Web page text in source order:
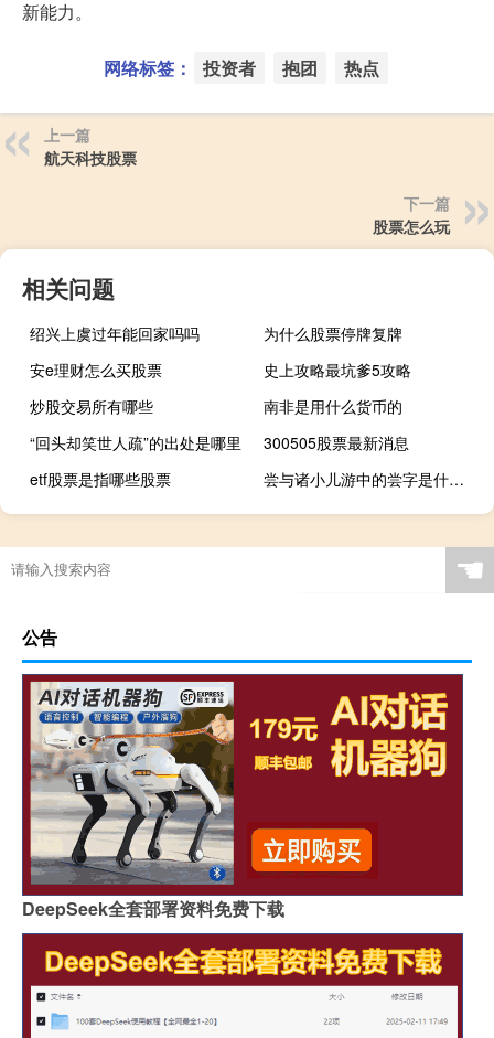
新能力。
网络标签： 投资者 抱团 热点
上一篇
航天科技股票
下一篇
股票怎么玩
相关问题
绍兴上虞过年能回家吗吗
为什么股票停牌复牌
安e理财怎么买股票
史上攻略最坑爹5攻略
炒股交易所有哪些
南非是用什么货币的
“回头却笑世人疏”的出处是哪里
300505股票最新消息
etf股票是指哪些股票
尝与诸小儿游中的尝字是什么意思
☚
公告
DeepSeek全套部署资料免费下载